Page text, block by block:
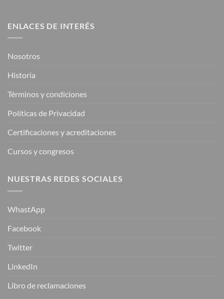
ENLACES DE INTERÉS
Nosotros
Historia
Términos y condiciones
Políticas de Privacidad
Certificaciones y acreditaciones
Cursos y congresos
NUESTRAS REDES SOCIALES
WhastApp
Facebook
Twitter
LinkedIn
Libro de reclamaciones